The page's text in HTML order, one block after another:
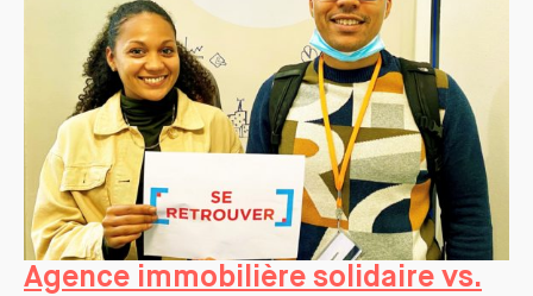
Agence immobilière solidaire vs.